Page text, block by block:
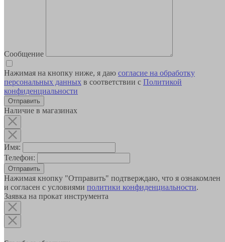
Сообщение
Нажимая на кнопку ниже, я даю согласие на обработку
персональных данных в соответствии с Политикой
конфиденциальности
Наличие в магазинах
Имя:
Телефон:
Отправить
Нажимая кнопку "Отправить" подтверждаю, что я ознакомлен
и согласен с условиями политики конфиденциальности.
Заявка на прокат инструмента